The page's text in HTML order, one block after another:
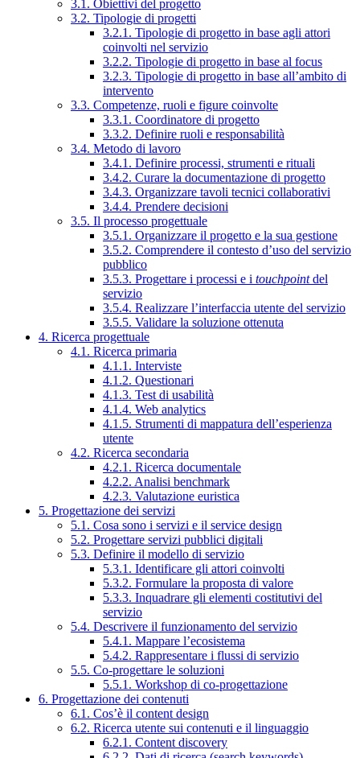
3.1. Obiettivi del progetto
3.2. Tipologie di progetti
3.2.1. Tipologie di progetto in base agli attori
coinvolti nel servizio
3.2.2. Tipologie di progetto in base al focus
3.2.3. Tipologie di progetto in base all’ambito di
intervento
3.3. Competenze, ruoli e figure coinvolte
3.3.1. Coordinatore di progetto
3.3.2. Definire ruoli e responsabilità
3.4. Metodo di lavoro
3.4.1. Definire processi, strumenti e rituali
3.4.2. Curare la documentazione di progetto
3.4.3. Organizzare tavoli tecnici collaborativi
3.4.4. Prendere decisioni
3.5. Il processo progettuale
3.5.1. Organizzare il progetto e la sua gestione
3.5.2. Comprendere il contesto d’uso del servizio
pubblico
3.5.3. Progettare i processi e i touchpointdel
servizio
3.5.4. Realizzare l’interfaccia utente del servizio
3.5.5. Validare la soluzione ottenuta
4. Ricerca progettuale
4.1. Ricerca primaria
4.1.1. Interviste
4.1.2. Questionari
4.1.3. Test di usabilità
4.1.4. Web analytics
4.1.5. Strumenti di mappatura dell’esperienza
utente
4.2. Ricerca secondaria
4.2.1. Ricerca documentale
4.2.2. Analisi benchmark
4.2.3. Valutazione euristica
5. Progettazione dei servizi
5.1. Cosa sono i servizi e il service design
5.2. Progettare servizi pubblici digitali
5.3. Definire il modello di servizio
5.3.1. Identificare gli attori coinvolti
5.3.2. Formulare la proposta di valore
5.3.3. Inquadrare gli elementi costitutivi del
servizio
5.4. Descrivere il funzionamento del servizio
5.4.1. Mappare l’ecosistema
5.4.2. Rappresentare i flussi di servizio
5.5. Co-progettare le soluzioni
5.5.1. Workshop di co-progettazione
6. Progettazione dei contenuti
6.1. Cos’è il content design
6.2. Ricerca utente sui contenuti e il linguaggio
6.2.1. Content discovery